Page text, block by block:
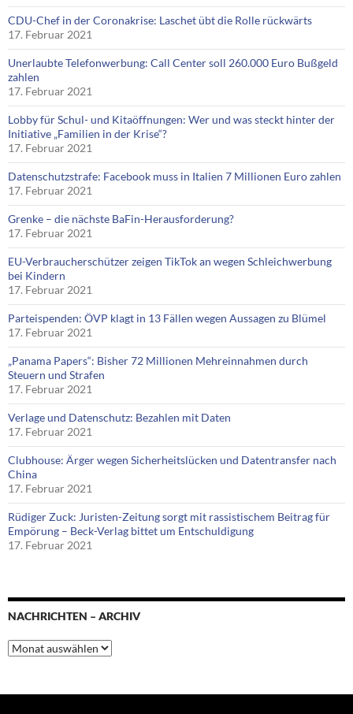
CDU-Chef in der Coronakrise: Laschet übt die Rolle rückwärts
17. Februar 2021
Unerlaubte Telefonwerbung: Call Center soll 260.000 Euro Bußgeld
zahlen
17. Februar 2021
Lobby für Schul- und Kitaöffnungen: Wer und was steckt hinter der
Initiative „Familien in der Krise“?
17. Februar 2021
Datenschutzstrafe: Facebook muss in Italien 7 Millionen Euro zahlen
17. Februar 2021
Grenke – die nächste BaFin-Herausforderung?
17. Februar 2021
EU-Verbraucherschützer zeigen TikTok an wegen Schleichwerbung
bei Kindern
17. Februar 2021
Parteispenden: ÖVP klagt in 13 Fällen wegen Aussagen zu Blümel
17. Februar 2021
„Panama Papers“: Bisher 72 Millionen Mehreinnahmen durch
Steuern und Strafen
17. Februar 2021
Verlage und Datenschutz: Bezahlen mit Daten
17. Februar 2021
Clubhouse: Ärger wegen Sicherheitslücken und Datentransfer nach
China
17. Februar 2021
Rüdiger Zuck: Juristen-Zeitung sorgt mit rassistischem Beitrag für
Empörung – Beck-Verlag bittet um Entschuldigung
17. Februar 2021
NACHRICHTEN – ARCHIV
Nachrichten
–